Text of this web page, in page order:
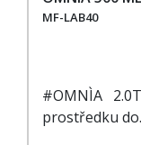
MF-LAB40
#OMNÌA
prostředku